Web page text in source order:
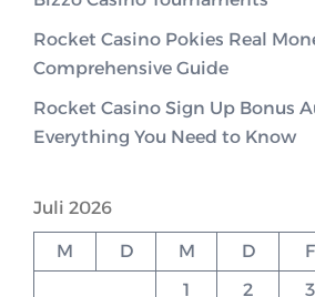
Rocket Casino Pokies Real
Comprehensive Guide
Rocket Casino Sign Up Bonus
Everything You Need to Know
Juli 2026
M D M D F
1
2 3